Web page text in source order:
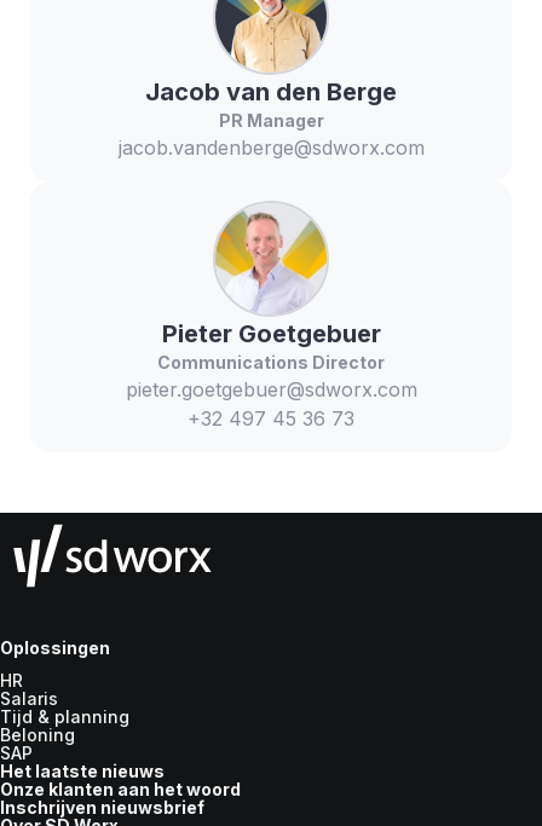
Jacob van den Berge
PR Manager
jacob.vandenberge@sdworx.com
Pieter Goetgebuer
Communications Director
pieter.goetgebuer@sdworx.com
+32 497 45 36 73
Oplossingen
HR
Salaris
Tijd & planning
Beloning
SAP
Het laatste nieuws
Onze klanten aan het woord
Inschrijven nieuwsbrief